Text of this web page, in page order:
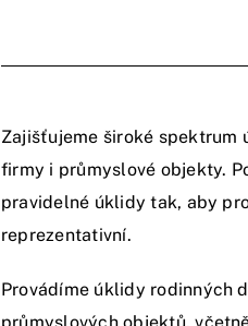
Zajišťujeme široké spektrum
firmy i průmyslové objekty.
pravidelné úklidy tak, aby
reprezentativní.
Provádíme úklidy rodinných
průmyslových objektů,